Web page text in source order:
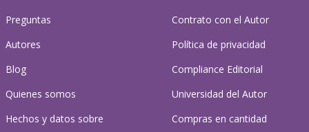
Preguntas
Autores
Blog
Quienes somos
Hechos y datos sobre
Contrato con el Autor
Política de privacidad
Compliance Editorial
Universidad del Autor
Compras en cantidad